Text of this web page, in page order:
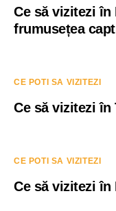
Ce să vizitezi în
frumusețea
CE POTI SA VIZITEZI
Ce să vizitezi în
CE POTI SA VIZITEZI
Ce să vizitezi în